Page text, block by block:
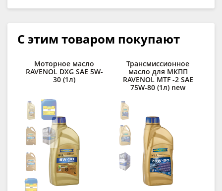
С этим товаром покупают
Моторное масло
RAVENOL DXG SAE 5W-
30 (1л)
Трансмиссионное
масло для МКПП
RAVENOL MTF -2 SAE
75W-80 (1л) new